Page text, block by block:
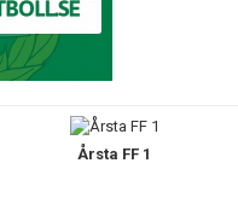
Årsta FF 1